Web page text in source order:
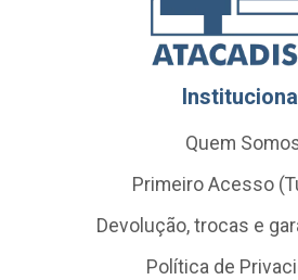
Quem
Primeiro Acesso
Devolução, trocas e
Política de